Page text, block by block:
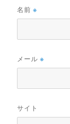
名前※
メール※
サイト